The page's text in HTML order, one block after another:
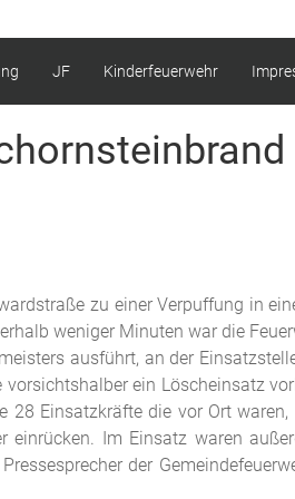
JF Kinderfeuerwehr
zu einer Verpuffung in
weniger Minuten war die
ausführt, an der
ein Löscheinsatz
28 Einsatzkräfte die vor Ort
Im Einsatz waren
der